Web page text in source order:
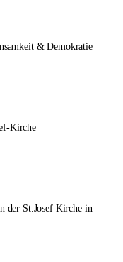
& Demokratie
Kirche
der St.Josef Kirche in